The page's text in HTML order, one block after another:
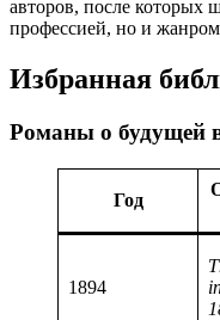
авторов, после которых
профессией, но и
Избранная
Романы о будущей
Год
1894